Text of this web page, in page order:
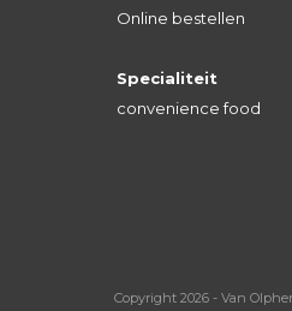
Online bestellen
Specialiteit
convenience food
Copyright 2026 - Van